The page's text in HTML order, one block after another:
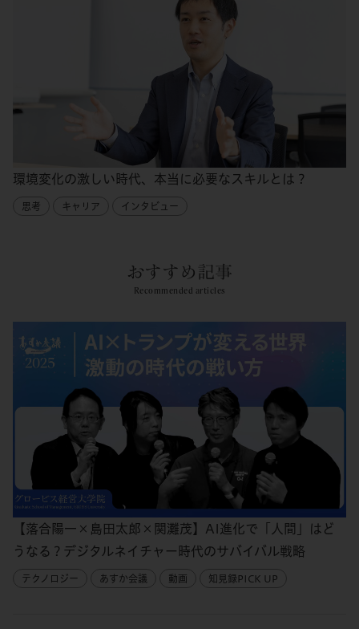
環境変化の激しい時代、本当に必要なスキルとは？
思考 キャリア インタビュー
おすすめ記事
Recommended articles
【落合陽一×島田太郎×関灘茂】AI進化で「人間」はど
うなる？デジタルネイチャー時代のサバイバル戦略
テクノロジー あすか会議 動画 知見録PICK UP